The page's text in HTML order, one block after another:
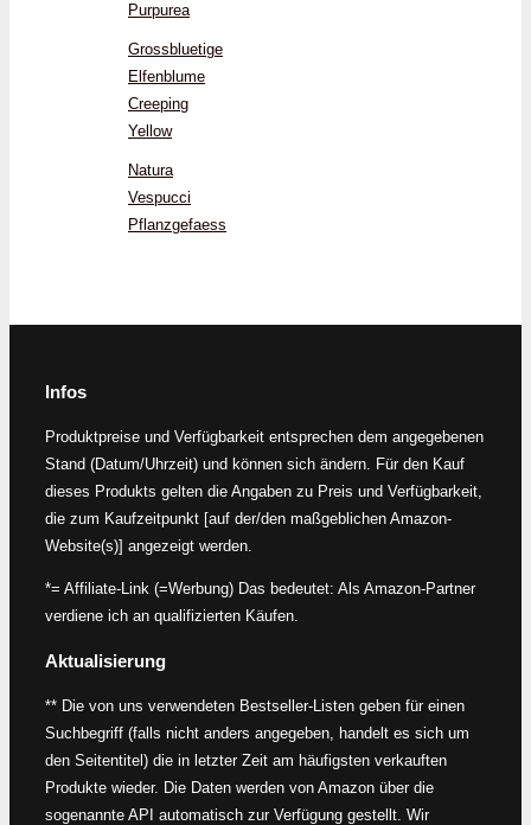
Purpurea
Grossbluetige
Elfenblume
Creeping
Yellow
Natura
Vespucci
Pflanzgefaess
Infos
Produktpreise und Verfügbarkeit entsprechen dem angegebenen
Stand (Datum/Uhrzeit) und können sich ändern. Für den Kauf
dieses Produkts gelten die Angaben zu Preis und Verfügbarkeit,
die zum Kaufzeitpunkt [auf der/den maßgeblichen Amazon-
Website(s)] angezeigt werden.
*= Affiliate-Link (=Werbung) Das bedeutet: Als Amazon-Partner
verdiene ich an qualifizierten Käufen.
Aktualisierung
** Die von uns verwendeten Bestseller-Listen geben für einen
Suchbegriff (falls nicht anders angegeben, handelt es sich um
den Seitentitel) die in letzter Zeit am häufigsten verkauften
Produkte wieder. Die Daten werden von Amazon über die
sogenannte API automatisch zur Verfügung gestellt. Wir